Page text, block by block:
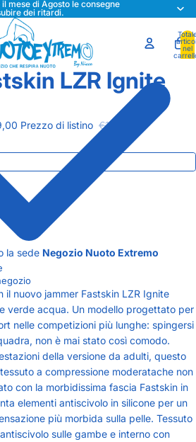
mese di Agosto le consegne
dei ritardi.
nel
LZR Ignite
Prezzo di listino €140,00
la sede Negozio Nuoto Extremo
il nuovo jammer Fastskin LZR Ignite
verde acqua. Un modello progettato per
nelle competizioni più lunghe: spingersi
non è mai stato così comodo.
della versione da adulti, questo
a compressione moderatache non
con la morbidissima fascia Fastskin in
elementi antiscivolo in silicone per un
più morbida sulla pelle. Tessuto
sulle gambe e interno con